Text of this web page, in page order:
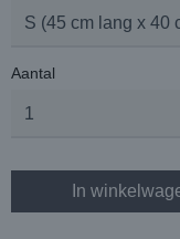
Aantal
In